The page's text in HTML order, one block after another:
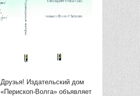
Друзья! Издательский дом
«Перископ-Волга» объявляет